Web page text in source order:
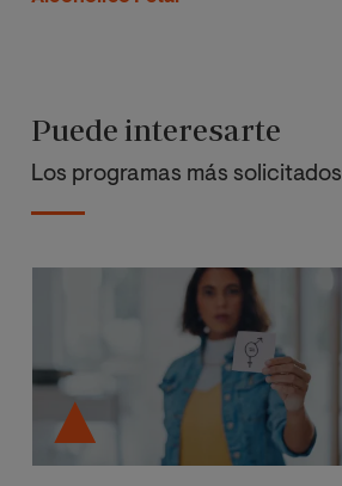
Puede interesarte
Los programas más solicitados